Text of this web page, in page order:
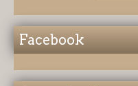
Facebook